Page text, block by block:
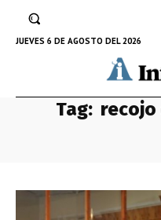
JUEVES 6 DE AGOSTO DEL 2026
Tag: recojo